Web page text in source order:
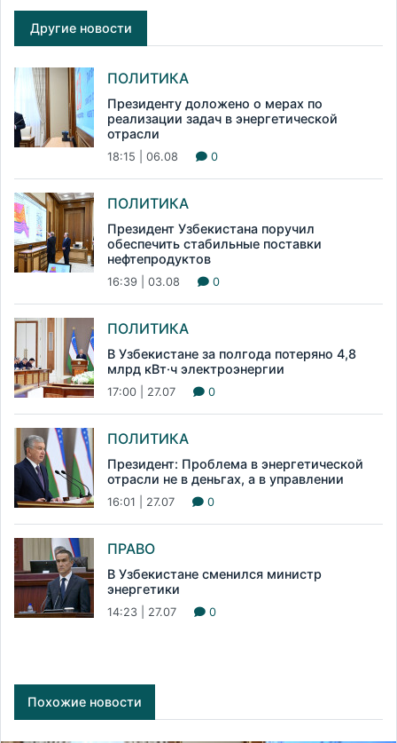
Другие новости
ПОЛИТИКА
Президенту доложено о мерах по
реализации задач в энергетической
отрасли
18:15 | 06.08 0
ПОЛИТИКА
Президент Узбекистана поручил
обеспечить стабильные поставки
нефтепродуктов
16:39 | 03.08 0
ПОЛИТИКА
В Узбекистане за полгода потеряно 4,8
млрд кВт·ч электроэнергии
17:00 | 27.07 0
ПОЛИТИКА
Президент: Проблема в энергетической
отрасли не в деньгах, а в управлении
16:01 | 27.07 0
ПРАВО
В Узбекистане сменился министр
энергетики
14:23 | 27.07 0
Похожие новости